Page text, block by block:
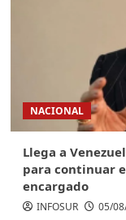
NACIONAL
Llega a
para continuar
encargado
INFOSUR 05/